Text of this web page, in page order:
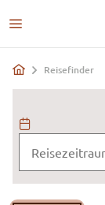
Reisefinder